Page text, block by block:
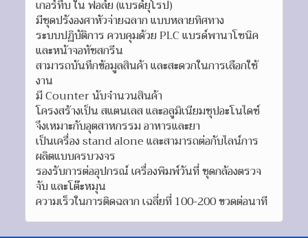
เกอร์ทึบ ใน ฟอล์ย (แบรด์ยุโรป)
มีชุดปรังองศาหัวจ่ายฉลาก แบบหลายทิศทาง
ระบบปฏิบัติการ ควบคุมด้วย PLC แบรด์พานาโซนิค
และหน้าจอทัชสกรีน
สามารถบันทึกข้อมูลสินค้า และสะดวกในการเลือกใช้
งาน
มี Counter นับจำนวนสินค้า
โครงสร้างเป็น สแตนเลส และอลูมิเนียมชุปอะโนไดซ์
จึงเหมาะกับอุตสาหกรรม อาหารและยา
เป็นเครื่อง stand alone และสามารถต่อกับไลน์การ
ผลิตแบบครบวงจร
รองรับการต่ออุปกรณ์ เครื่องพิมพ์วันที่ ชุดกล้องตรวจ
จับ และโต๊ะหมุน
ความเร็วในการติดฉลาก เฉลี่ยที่ 100-200 ขวดต่อนาที